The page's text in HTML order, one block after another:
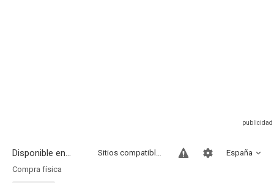
Disponible en... España
Sitios compatibles
Compra física